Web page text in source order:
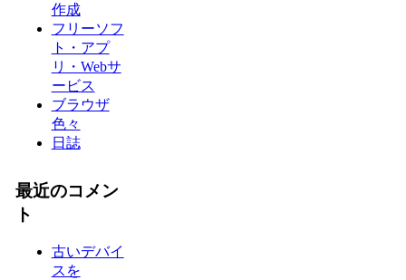
作成
フリーソフ
ト・アプ
リ・Webサ
ービス
ブラウザ
色々
日誌
最近のコメン
ト
古いデバイ
スを